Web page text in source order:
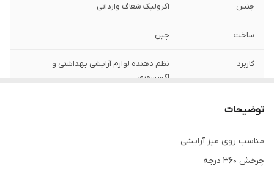
جنس اکرولیک شفاف وارداتی
ساخت چین
کاربرد
نظم دهنده لوازم آرایشی بهداشتی و
اکسسوری
توضیحات
مناسب روی میز آرایشی
چرخش ۳۶۰ درجه